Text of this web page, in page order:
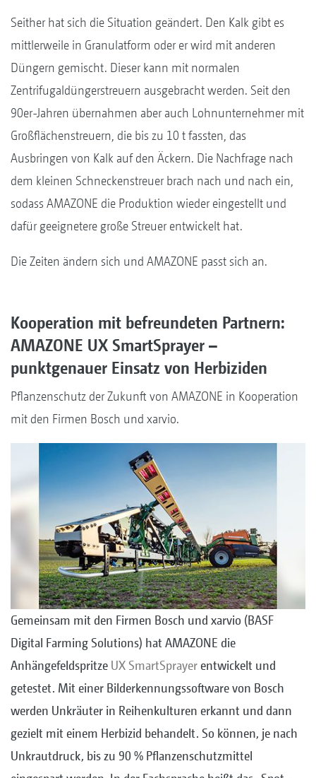
Seither hat sich die Situation geändert. Den Kalk gibt es
mittlerweile in Granulatform oder er wird mit anderen
Düngern gemischt. Dieser kann mit normalen
Zentrifugaldüngerstreuern ausgebracht werden. Seit den
90er-Jahren übernahmen aber auch Lohnunternehmer mit
Großflächenstreuern, die bis zu 10 t fassten, das
Ausbringen von Kalk auf den Äckern. Die Nachfrage nach
dem kleinen Schneckenstreuer brach nach und nach ein,
sodass AMAZONE die Produktion wieder eingestellt und
dafür geeignetere große Streuer entwickelt hat.
Die Zeiten ändern sich und AMAZONE passt sich an.
Kooperation mit befreundeten Partnern:
AMAZONE UX SmartSprayer –
punktgenauer Einsatz von Herbiziden
Pflanzenschutz der Zukunft von AMAZONE in Kooperation
mit den Firmen Bosch und xarvio.
Gemeinsam mit den Firmen Bosch und xarvio (BASF
Digital Farming Solutions) hat AMAZONE die
Anhängefeldspritze UX SmartSprayer entwickelt und
getestet. Mit einer Bilderkennungssoftware von Bosch
werden Unkräuter in Reihenkulturen erkannt und dann
gezielt mit einem Herbizid behandelt. So können, je nach
Unkrautdruck, bis zu 90 % Pflanzenschutzmittel